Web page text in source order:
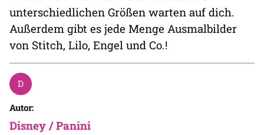
unterschiedlichen Größen warten auf dich.
Außerdem gibt es jede Menge Ausmalbilder
von Stitch, Lilo, Engel und Co.!
Autor:
Disney / Panini